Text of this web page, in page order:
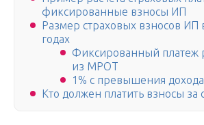
фиксированные взносы ИП
Размер страховых взносов ИП
годах
Фиксированный платеж
из МРОТ
1% с превышения дохода
Кто должен платить взносы за